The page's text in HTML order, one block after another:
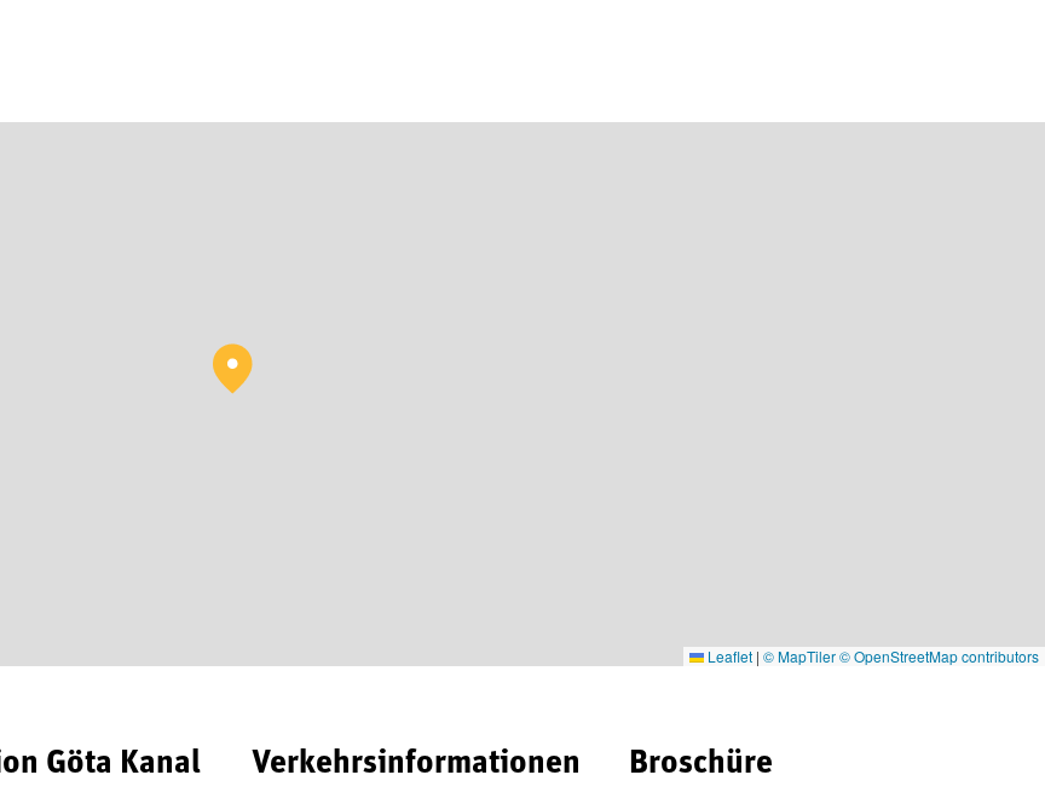
Leaflet | © MapTiler© OpenStreetMap contributors
Göta Kanal Verkehrsinformationen Broschüre